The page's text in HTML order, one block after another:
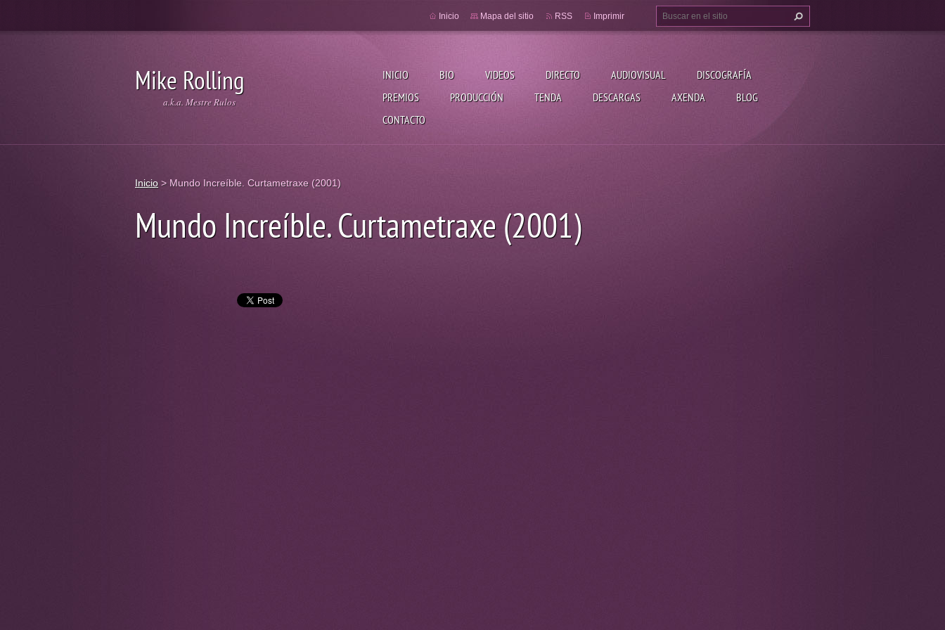
Mike Rolling
a.k.a. Mestre Rulos
INICIO BIO VIDEOS DIRECTO AUDIOVISUAL
DISCOGRAFÍA
PREMIOS
PRODUCCIÓN TENDA DESCARGAS AXENDA
BLOG
CONTACTO
Inicio Mapa del sitio RSS Imprimir
Inicio > Mundo Increíble. Curtametraxe (2001)
Mundo Increíble. Curtametraxe (2001)